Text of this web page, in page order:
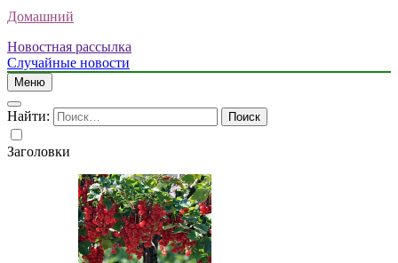
Домашний
Новостная рассылка
Случайные новости
Меню
Найти:
Заголовки